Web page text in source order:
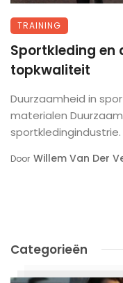
TRAINING
Sportkleding en
topkwaliteit
Duurzaamheid in
materialen
Door Willem Van Der
Categorieën